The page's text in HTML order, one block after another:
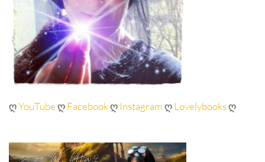
ღYouTubeღFacebookღ InstagramღLovelybooksღ